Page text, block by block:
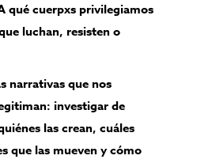
qué cuerpxs privilegiamos
luchan, resisten o
narrativas que nos
investigar de
las crean, cuáles
que las mueven y cómo